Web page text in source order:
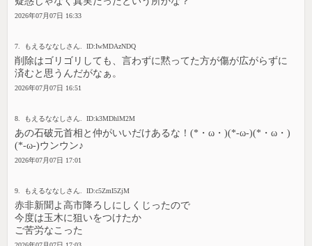
2026年07月07日 16:33
7. もえるななしさん. ID:IwMDAzNDQ
削除はゴリゴリしても、言わずに黙ってた方が傷が広がらずに
済むと思うんだがなぁ。
2026年07月07日 16:51
8. もえるななしさん. ID:k3MDhlM2M
あの石破元首相と仲がいいだけあるな！(*・ω・)(*-ω-)(*・ω・)
(*-ω-)ウンウン♪
2026年07月07日 17:01
9. もえるななしさん. ID:c5ZmI5ZjM
赤非新聞よ高市降ろしにしくじったので
今度は玉木に狙いをつけたか
ご苦労なこった